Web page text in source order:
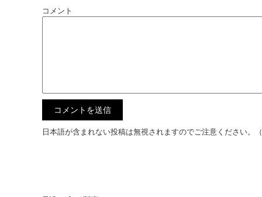
コメント
日本語が含まれない投稿は無視されますのでご注意ください。（